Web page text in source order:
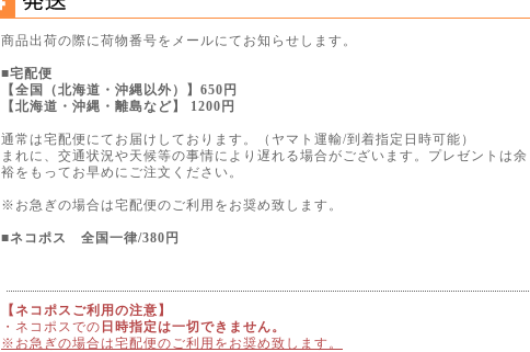
商品出荷の際に荷物番号をメールにてお知らせします。
■宅配便
【全国（北海道・沖縄以外）】 650円
【北海道・沖縄・離島など】 1200円
通常は宅配便にてお届けしております。
（ヤマト運輸/到着指定日時可能）
まれに、交通状況や天候等の事情により遅れる場合がございます。プレゼントは余
裕をもってお早めにご注文ください。
※お急ぎの場合は宅配便のご利用をお奨め致します。
■ネコポス 全国一律/380円
【ネコポスご利用の注意】
・ネコポスでの 日時指定は一切できません。
※お急ぎの場合は宅配便のご利用をお奨め致します。